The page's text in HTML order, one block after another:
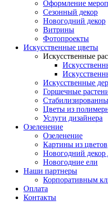
Оформление
Сезонный декор
Новогодний декор
Витрины
Фотопроекты
Искусственные цветы
Искусственные
Искусственные
Горшечные
Цветы из
Услуги дизайнера
Озеленение
Озеленение
Картины из цветов
Новогодний декор
Новогодние ели
Наши партнеры
Корпоративным
Оплата
Контакты